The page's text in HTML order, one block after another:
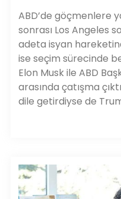
ABD’de göçmenlere
sonrası Los Angeles
adeta isyan
ise seçim sürecinde
Elon Musk ile ABD
arasında çatışma
dile getirdiyse de